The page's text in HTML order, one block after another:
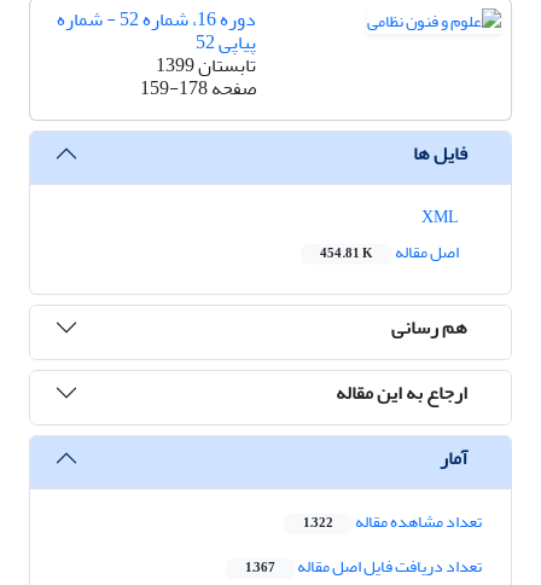
دوره 16، شماره 52 - شماره
پیاپی 52
تابستان 1399
صفحه159-178
فایل ها
اصل مقاله
454.81 K
هم رسانی
ارجاع به این مقاله
آمار
تعداد مشاهده مقاله 1,322
تعداد دریافت فایل اصل مقاله 1,367